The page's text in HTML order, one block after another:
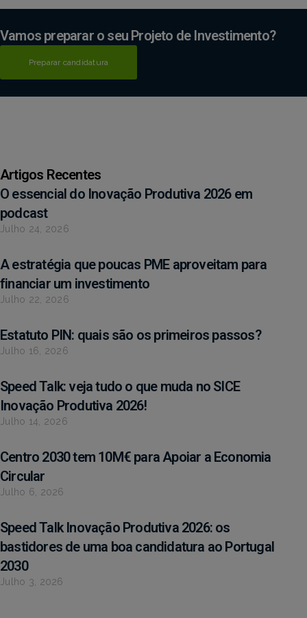
Vamos preparar o seu Projeto de Investimento?
Preparar candidatura
Artigos Recentes
O essencial do Inovação Produtiva 2026 em
podcast
Julho 24, 2026
A estratégia que poucas PME aproveitam para
financiar um investimento
Julho 22, 2026
Estatuto PIN: quais são os primeiros passos?
Julho 16, 2026
Speed Talk: veja tudo o que muda no SICE
Inovação Produtiva 2026!
Julho 14, 2026
Centro 2030 tem 10M€ para Apoiar a Economia
Circular
Julho 6, 2026
Speed Talk Inovação Produtiva 2026: os
bastidores de uma boa candidatura ao Portugal
2030
Julho 3, 2026